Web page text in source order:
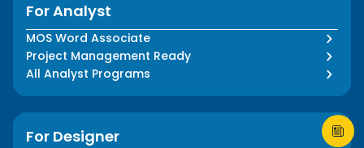
For Analyst
MOS Word Associate
Project Management Ready
All Analyst Programs
For Designer